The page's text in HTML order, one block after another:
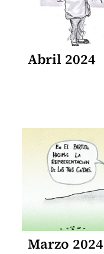
Abril 2024
Marzo 2024